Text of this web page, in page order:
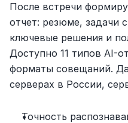
После встречи
отчет: резюме, задачи
ключевые решения и
Доступно 11 типов AI-
форматы совещаний.
серверах в России,
Точность